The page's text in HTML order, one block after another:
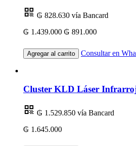
₲ 828.630 vía Bancard
₲ 1.439.000 ₲ 891.000
Agregar al carrito Consultar en
Cluster KLD Láser
₲ 1.529.850 vía Bancard
₲ 1.645.000